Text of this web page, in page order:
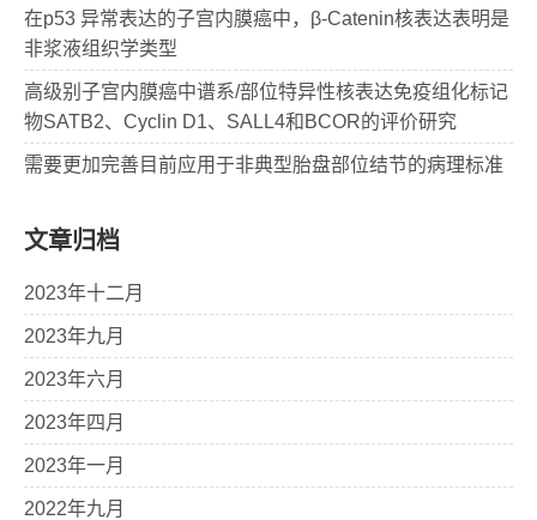
在p53 异常表达的子宫内膜癌中，β-Catenin核表达表明是
非浆液组织学类型
高级别子宫内膜癌中谱系/部位特异性核表达免疫组化标记
物SATB2、Cyclin D1、SALL4和BCOR的评价研究
需要更加完善目前应用于非典型胎盘部位结节的病理标准
文章归档
2023年十二月
2023年九月
2023年六月
2023年四月
2023年一月
2022年九月